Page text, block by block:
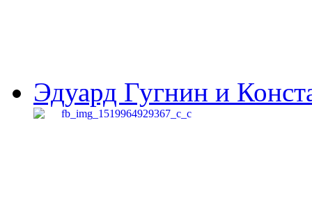
Эдуард Гугнин и